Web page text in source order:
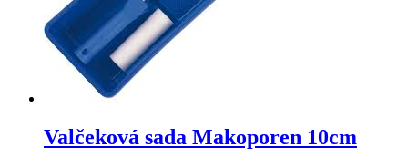
Valčeková sada Makoporen 10cm